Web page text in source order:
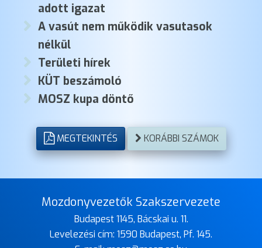
adott igazat
A vasút nem működik vasutasok
nélkül
Területi hírek
KÜT beszámoló
MOSZ kupa döntő
MEGTEKINTÉS KORÁBBI SZÁMOK
Mozdonyvezetők Szakszervezete
Budapest 1145, Bácskai u. 11.
Levelezési cím: 1590 Budapest, Pf. 145.